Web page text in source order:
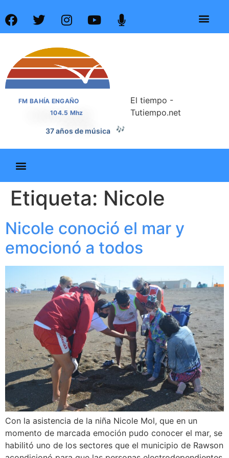
FM BAHÍA ENGAÑO
104.5 Mhz
37 años de música 🎶
El tiempo -
Tutiempo.net
Etiqueta: Nicole
Nicole conoció el mar y
emocionó a todos
Con la asistencia de la niña Nicole Mol, que en un
momento de marcada emoción pudo conocer el mar, se
habilitó uno de los sectores que el municipio de Rawson